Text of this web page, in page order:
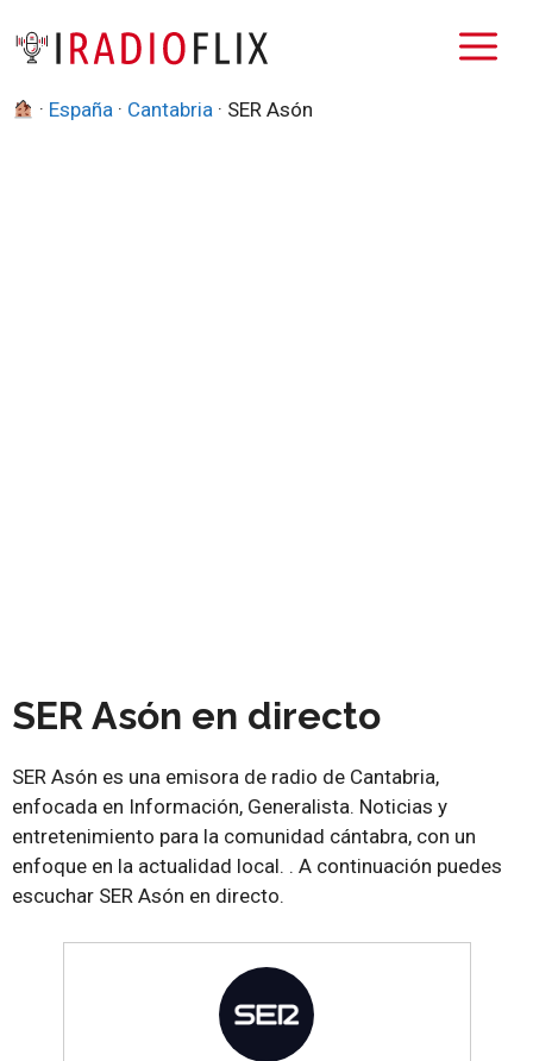
· España · Cantabria · SER Asón
SER Asón en directo
SER Asón es una emisora de radio de Cantabria,
enfocada en Información, Generalista. Noticias y
entretenimiento para la comunidad cántabra, con un
enfoque en la actualidad local. . A continuación puedes
escuchar SER Asón en directo.